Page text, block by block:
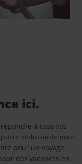
ici.
à tous vos
séduisante pour
pour un voyage
des vacances en